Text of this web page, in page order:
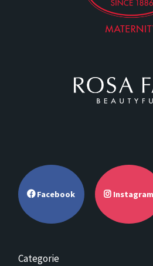
Facebook Instagram
Categorie